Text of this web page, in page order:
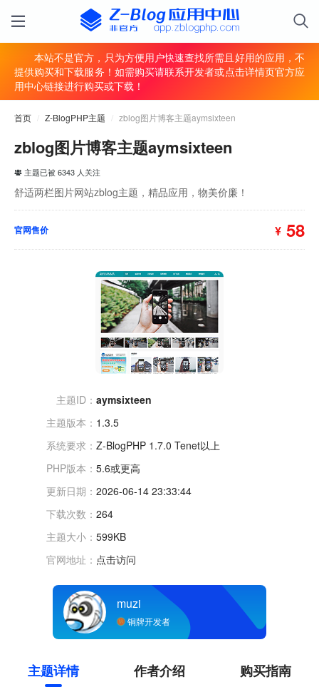
本站不是官方，只为方便用户快速查找所需且好用的应用，不
提供购买和下载服务！如需购买请联系开发者或点击详情页官方应
用中心链接进行购买或下载！
首页 Z-BlogPHP主题 zblog图片博客主题aymsixteen
zblog图片博客主题aymsixteen
主题已被 6343 人关注
舒适两栏图片网站zblog主题，精品应用，物美价廉！
¥ 58
官网售价
主题ID： aymsixteen
主题版本： 1.3.5
系统要求： Z-BlogPHP 1.7.0 Tenet以上
PHP版本： 5.6或更高
更新日期： 2026-06-14 23:33:44
下载次数： 264
主题大小： 599KB
官网地址： 点击访问
muzi
铜牌开发者
主题详情 作者介绍 购买指南